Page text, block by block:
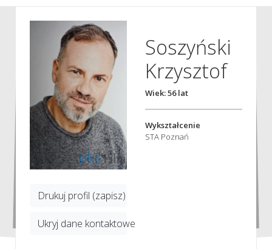
Drukuj profil (zapisz)
Ukryj dane kontaktowe
Soszyński
Krzysztof
Wiek: 56 lat
Wykształcenie
STA Poznań